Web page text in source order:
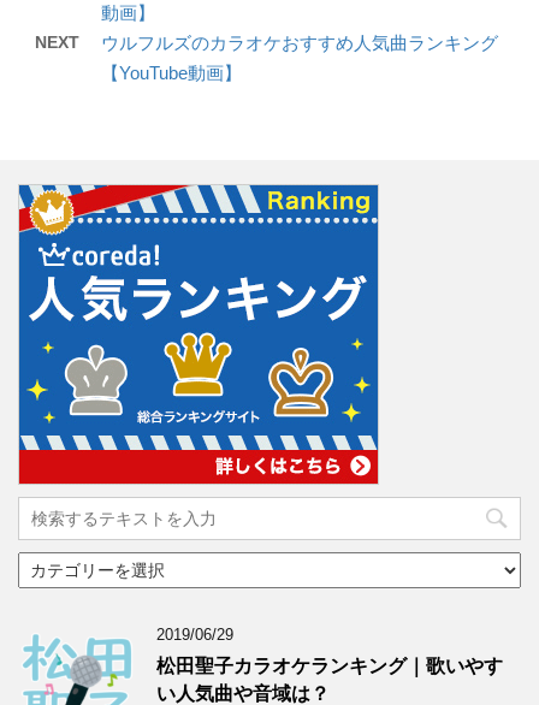
動画】
NEXT
ウルフルズのカラオケおすすめ人気曲ランキング
【YouTube動画】
テ
リ
ー
2019/06/29
松田聖子カラオケランキング｜歌いやす
い人気曲や音域は？